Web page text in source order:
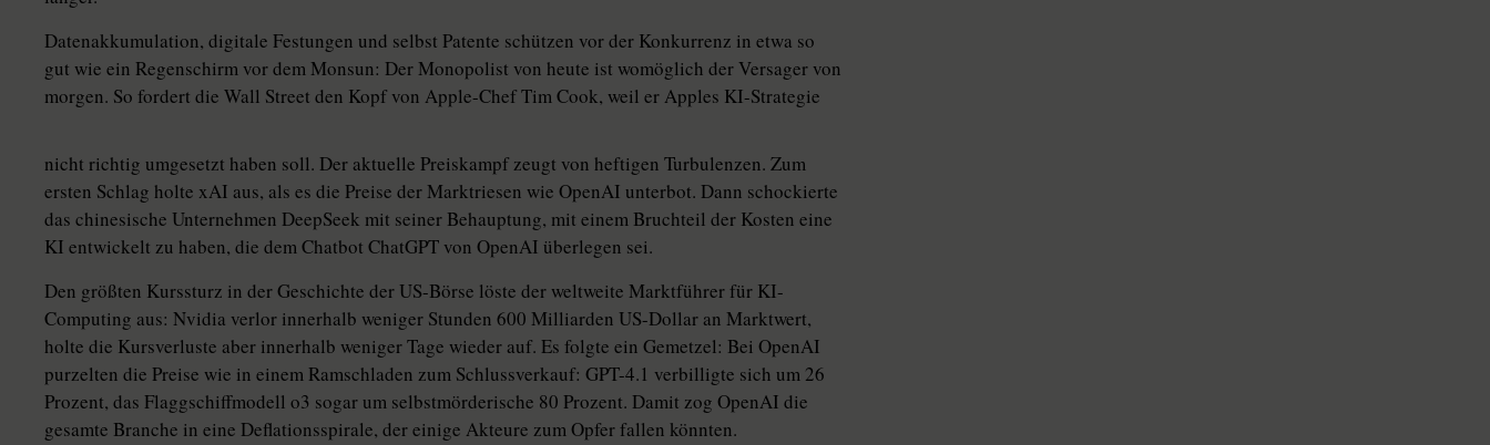
Datenakkumulation, digitale Festungen und selbst Patente schützen vor der Konkurrenz in etwa so
gut wie ein Regenschirm vor dem Monsun: Der Monopolist von heute ist womöglich der Versager von
morgen. So fordert die Wall Street den Kopf von Apple-Chef Tim Cook, weil er Apples KI-Strategie
nicht richtig umgesetzt haben soll. Der aktuelle Preiskampf zeugt von heftigen Turbulenzen. Zum
ersten Schlag holte xAI aus, als es die Preise der Marktriesen wie OpenAI unterbot. Dann schockierte
das chinesische Unternehmen DeepSeek mit seiner Behauptung, mit einem Bruchteil der Kosten eine
KI entwickelt zu haben, die dem Chatbot ChatGPT von OpenAI überlegen sei.
Den größten Kurssturz in der Geschichte der US-Börse löste der weltweite Marktführer für KI-
Computing aus: Nvidia verlor innerhalb weniger Stunden 600 Milliarden US-Dollar an Marktwert,
holte die Kursverluste aber innerhalb weniger Tage wieder auf. Es folgte ein Gemetzel: Bei OpenAI
purzelten die Preise wie in einem Ramschladen zum Schlussverkauf: GPT-4.1 verbilligte sich um 26
Prozent, das Flaggschiffmodell o3 sogar um selbstmörderische 80 Prozent. Damit zog OpenAI die
gesamte Branche in eine Deflationsspirale, der einige Akteure zum Opfer fallen könnten.